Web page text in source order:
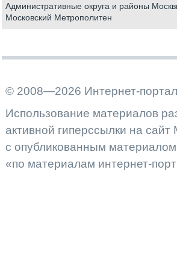
Административные округа и районы
Московский Метрополитен
© 2008—2026 Интернет-
Использование материалов
активной гиперссылки на сайт
с опубликованным
«по материалам интернет-